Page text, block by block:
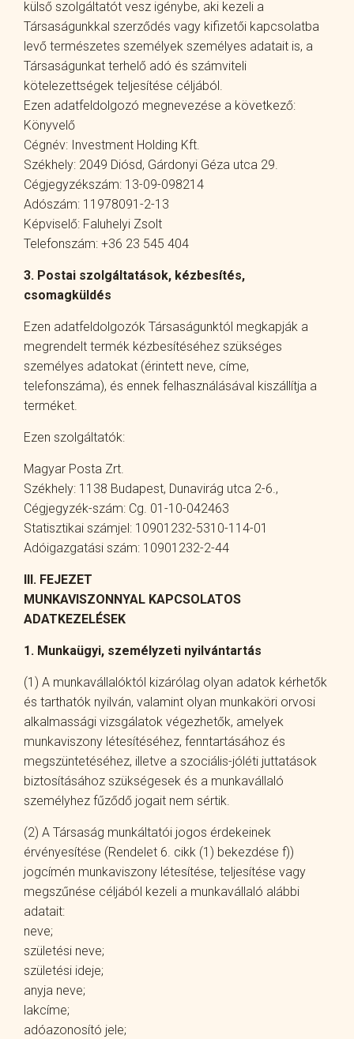
külső szolgáltatót vesz igénybe, aki kezeli a
Társaságunkkal szerződés vagy kifizetői kapcsolatba
levő természetes személyek személyes adatait is, a
Társaságunkat terhelő adó és számviteli
kötelezettségek teljesítése céljából.
Ezen adatfeldolgozó megnevezése a következő:
Könyvelő
Cégnév: Investment Holding Kft.
Székhely: 2049 Diósd, Gárdonyi Géza utca 29.
Cégjegyzékszám: 13-09-098214
Adószám: 11978091-2-13
Képviselő: Faluhelyi Zsolt
Telefonszám: +36 23 545 404
3. Postai szolgáltatások, kézbesítés,
csomagküldés
Ezen adatfeldolgozók Társaságunktól megkapják a
megrendelt termék kézbesítéséhez szükséges
személyes adatokat (érintett neve, címe,
telefonszáma), és ennek felhasználásával kiszállítja a
terméket.
Ezen szolgáltatók:
Magyar Posta Zrt.
Székhely: 1138 Budapest, Dunavirág utca 2-6.,
Cégjegyzék-szám: Cg. 01-10-042463
Statisztikai számjel: 10901232-5310-114-01
Adóigazgatási szám: 10901232-2-44
III. FEJEZET
MUNKAVISZONNYAL KAPCSOLATOS
ADATKEZELÉSEK
1. Munkaügyi, személyzeti nyilvántartás
(1) A munkavállalóktól kizárólag olyan adatok kérhetők
és tarthatók nyilván, valamint olyan munkaköri orvosi
alkalmassági vizsgálatok végezhetők, amelyek
munkaviszony létesítéséhez, fenntartásához és
megszüntetéséhez, illetve a szociális-jóléti juttatások
biztosításához szükségesek és a munkavállaló
személyhez fűződő jogait nem sértik.
(2) A Társaság munkáltatói jogos érdekeinek
érvényesítése (Rendelet 6. cikk (1) bekezdése f))
jogcímén munkaviszony létesítése, teljesítése vagy
megszűnése céljából kezeli a munkavállaló alábbi
adatait:
neve;
születési neve;
születési ideje;
anyja neve;
lakcíme;
adóazonosító jele;